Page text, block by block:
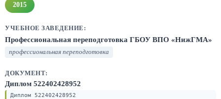
2015
Профессиональная переподготовка ГБОУ ВПО «НижГМА»
профессиональная переподготовка
Диплом 522402428952
Диплом 522402428952